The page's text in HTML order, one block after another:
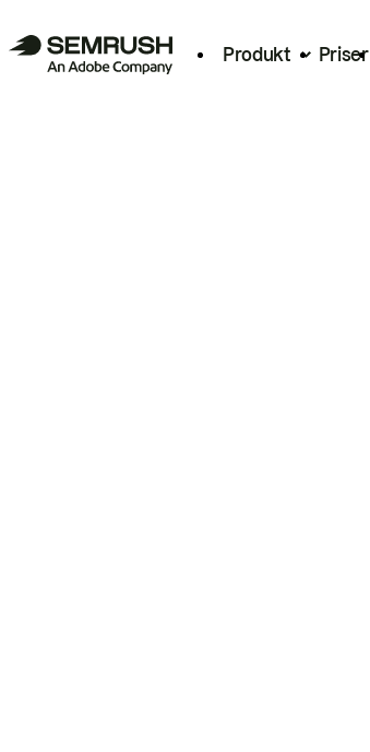
Produkt Priser